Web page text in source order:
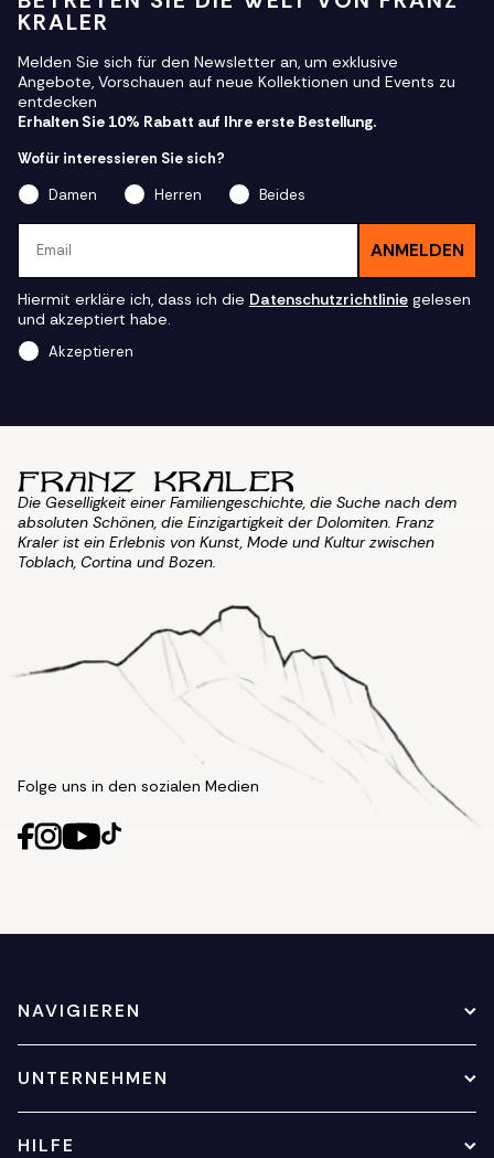
KRALER
Melden Sie sich für den Newsletter an, um exklusive
Angebote, Vorschauen auf neue Kollektionen und Events zu
entdecken
Erhalten Sie 10% Rabatt auf Ihre erste Bestellung.
Wofür interessieren Sie sich?
Damen
Herren
Beides
ANMELDEN
Hiermit erkläre ich, dass ich die Datenschutzrichtlinie gelesen
und akzeptiert habe.
Akzeptieren
Die Geselligkeit einer Familiengeschichte, die Suche nach dem
absoluten Schönen, die Einzigartigkeit der Dolomiten. Franz
Kraler ist ein Erlebnis von Kunst, Mode und Kultur zwischen
Toblach, Cortina und Bozen.
Folge uns in den sozialen Medien
NAVIGIEREN
UNTERNEHMEN
HILFE